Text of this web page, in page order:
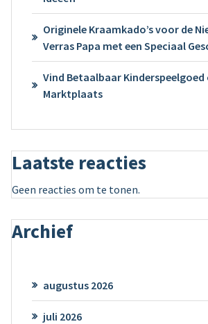
Originele Kraamkado’s voor de
Verras Papa met een Speciaal
Vind Betaalbaar Kinderspeelgoed
Marktplaats
Laatste reacties
Geen reacties om te tonen.
Archief
augustus 2026
juli 2026